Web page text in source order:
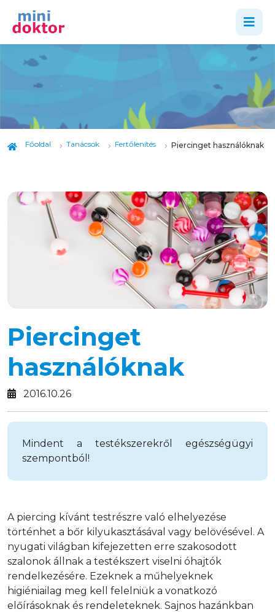
Főoldal Tanácsok Fertőlenítés Piercinget használóknak
Piercinget
használóknak
2016.10.26
Mindent a testékszerekről egészségügyi
szempontból!
A piercing kívánt testrészre való elhelyezése
történhet a bőr kilyukasztásával vagy belövésével. A
nyugati világban kifejezetten erre szakosodott
szalonok állnak a testékszert viselni óhajtók
rendelkezésére. Ezeknek a műhelyeknek
higiéniailag meg kell felelniük a vonatkozó
előírásoknak és rendeleteknek. Sajnos hazánkban